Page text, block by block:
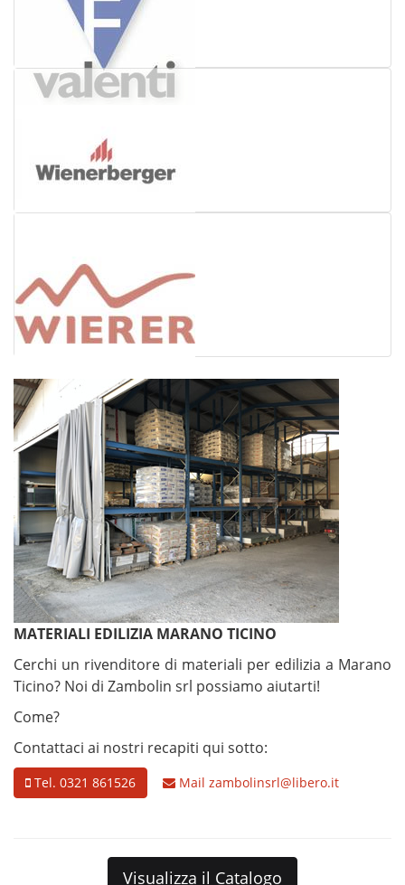
MATERIALI EDILIZIA MARANO TICINO
Cerchi un rivenditore di materiali per edilizia a Marano
Ticino? Noi di Zambolin srl possiamo aiutarti!
Come?
Contattaci ai nostri recapiti qui sotto:
Tel. 0321 861526 Mail zambolinsrl@libero.it
Visualizza il Catalogo